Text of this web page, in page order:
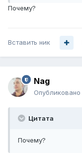
Почему?
Вставить ник
Nag
Опубликовано
Цитата
Почему?